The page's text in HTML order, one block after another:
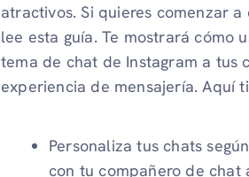
atractivos. Si quieres comenzar
lee esta guía. Te mostrará cómo
tema de chat de Instagram a tus
experiencia de mensajería. Aquí
Personaliza tus chats
con tu compañero de chat